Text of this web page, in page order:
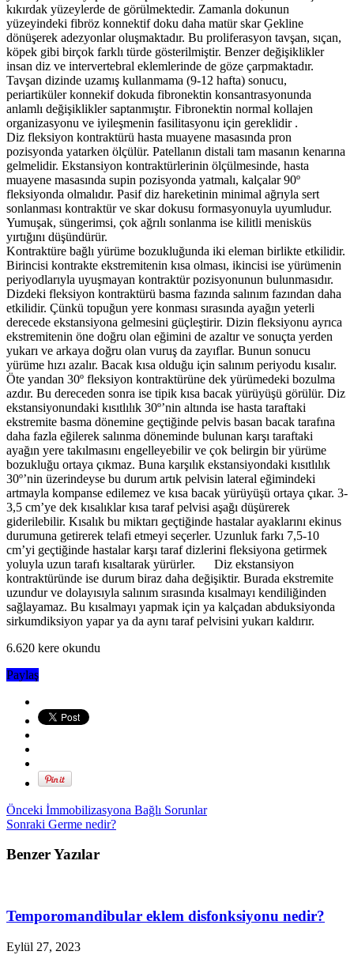
kıkırdak yüzeylerde de görülmektedir. Zamanla dokunun
yüzeyindeki fibröz konnektif doku daha matür skar Ģekline
dönüşerek adezyonlar oluşmaktadır. Bu proliferasyon tavşan, sıçan,
köpek gibi birçok farklı türde gösterilmiştir. Benzer değişiklikler
insan diz ve intervertebral eklemlerinde de göze çarpmaktadır.
Tavşan dizinde uzamış kullanmama (9-12 hafta) sonucu,
periartiküler konnekif dokuda fibronektin konsantrasyonunda
anlamlı değişiklikler saptanmıştır. Fibronektin normal kollajen
organizasyonu ve iyileşmenin fasilitasyonu için gereklidir .
Diz fleksiyon kontraktürü hasta muayene masasında pron
pozisyonda yatarken ölçülür. Patellanın distali tam masanın kenarına
gelmelidir. Ekstansiyon kontraktürlerinin ölçülmesinde, hasta
muayene masasında supin pozisyonda yatmalı, kalçalar 90º
fleksiyonda olmalıdır. Pasif diz hareketinin minimal ağrıyla sert
sonlanması kontraktür ve skar dokusu formasyonuyla uyumludur.
Yumuşak, süngerimsi, çok ağrılı sonlanma ise kilitli menisküs
yırtığını düşündürür.
Kontraktüre bağlı yürüme bozukluğunda iki eleman birlikte etkilidir.
Birincisi kontrakte ekstremitenin kısa olması, ikincisi ise yürümenin
periyodlarıyla uyuşmayan kontraktür pozisyonunun bulunmasıdır.
Dizdeki fleksiyon kontraktürü basma fazında salınım fazından daha
etkilidir. Çünkü topuğun yere konması sırasında ayağın yeterli
derecede ekstansiyona gelmesini güçleştirir. Dizin fleksiyonu ayrıca
ekstremitenin öne doğru olan eğimini de azaltır ve sonuçta yerden
yukarı ve arkaya doğru olan vuruş da zayıflar. Bunun sonucu
yürüme hızı azalır. Bacak kısa olduğu için salınım periyodu kısalır.
Öte yandan 30º fleksiyon kontraktürüne dek yürümedeki bozulma
azdır. Bu dereceden sonra ise tipik kısa bacak yürüyüşü görülür. Diz
ekstansiyonundaki kısıtlılık 30º’nin altında ise hasta taraftaki
ekstremite basma dönemine geçtiğinde pelvis basan bacak tarafına
daha fazla eğilerek salınma döneminde bulunan karşı taraftaki
ayağın yere takılmasını engelleyebilir ve çok belirgin bir yürüme
bozukluğu ortaya çıkmaz. Buna karşılık ekstansiyondaki kısıtlılık
30º’nin üzerindeyse bu durum artık pelvisin lateral eğimindeki
artmayla kompanse edilemez ve kısa bacak yürüyüşü ortaya çıkar. 3-
3,5 cm’ye dek kısalıklar kısa taraf pelvisi aşağı düşürerek
giderilebilir. Kısalık bu miktarı geçtiğinde hastalar ayaklarını ekinus
durumuna getirerek telafi etmeyi seçerler. Uzunluk farkı 7,5-10
cm’yi geçtiğinde hastalar karşı taraf dizlerini fleksiyona getirmek
yoluyla uzun tarafı kısaltarak yürürler. Diz ekstansiyon
kontraktüründe ise durum biraz daha değişiktir. Burada ekstremite
uzundur ve dolayısıyla salınım sırasında kısalmayı kendiliğinden
sağlayamaz. Bu kısalmayı yapmak için ya kalçadan abduksiyonda
sirkumdiksiyon yapar ya da aynı taraf pelvisini yukarı kaldırır.
6.620 kere okundu
Paylaş
Önceki İmmobilizasyona Bağlı Sorunlar
Sonraki Germe nedir?
Benzer Yazılar
Temporomandibular eklem disfonksiyonu nedir?
Eylül 27, 2023